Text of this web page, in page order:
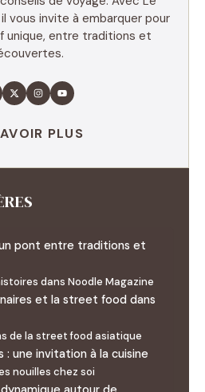
vous invite à embarquer pour
unique, entre traditions et
PLUS
pont entre traditions et
dans Noodle Magazine
et la street food dans
de la street food asiatique
: une invitation à la cuisine
nouilles chez soi